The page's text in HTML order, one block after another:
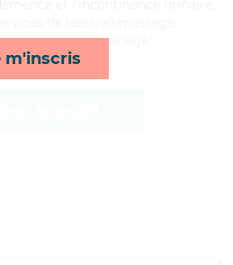
m'inscris
activités et ménage*